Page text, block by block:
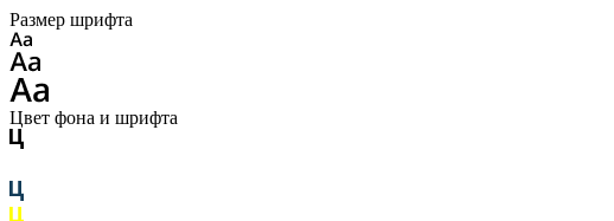
Размер шрифта
Цвет фона и шрифта